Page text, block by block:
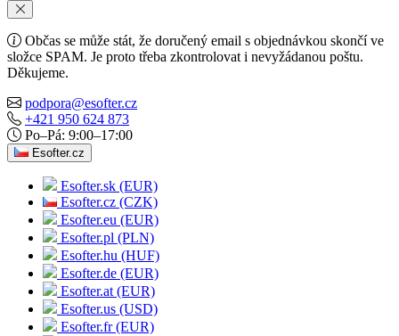
Občas se může stát, že doručený email s objednávkou skončí ve
složce SPAM. Je proto třeba zkontrolovat i nevyžádanou poštu.
Děkujeme.
podpora@esofter.cz
+421 950 624 873
Po–Pá: 9:00–17:00
Esofter.cz
Esofter.sk (EUR)
Esofter.cz (CZK)
Esofter.eu (EUR)
Esofter.pl (PLN)
Esofter.hu (HUF)
Esofter.de (EUR)
Esofter.at (EUR)
Esofter.us (USD)
Esofter.fr (EUR)